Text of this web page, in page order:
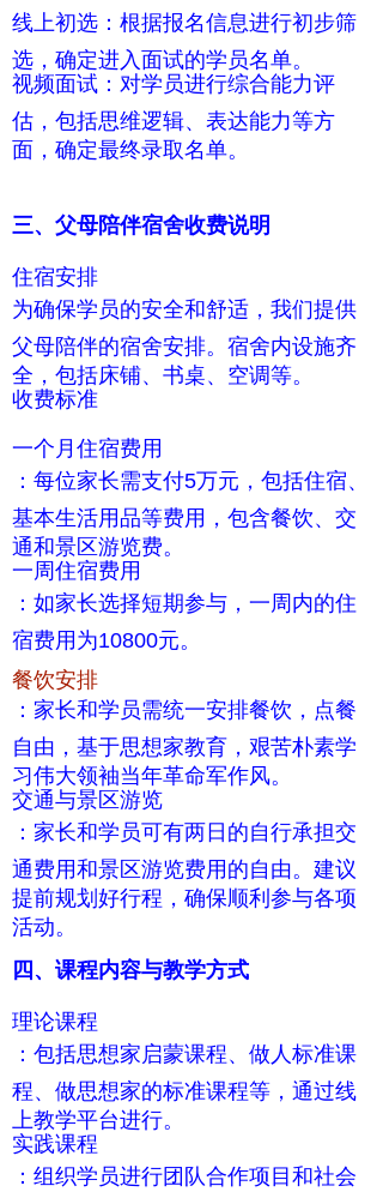
线上初选：根据报名信息进行初步筛
选，确定进入面试的学员名单。
视频面试：对学员进行综合能力评
估，包括思维逻辑、表达能力等方
面，确定最终录取名单。
三、父母陪伴宿舍收费说明
住宿安排
为确保学员的安全和舒适，我们提供
父母陪伴的宿舍安排。宿舍内设施齐
全，包括床铺、书桌、空调等。
收费标准
一个月住宿费用
：每位家长需支付5万元，包括住宿、
基本生活用品等费用，包含餐饮、交
通和景区游览费。
一周住宿费用
：如家长选择短期参与，一周内的住
宿费用为10800元。
餐饮安排
：家长和学员需统一安排餐饮，点餐
自由，基于思想家教育，艰苦朴素学
习伟大领袖当年革命军作风。
交通与景区游览
：家长和学员可有两日的自行承担交
通费用和景区游览费用的自由。建议
提前规划好行程，确保顺利参与各项
活动。
四、课程内容与教学方式
理论课程
：包括思想家启蒙课程、做人标准课
程、做思想家的标准课程等，通过线
上教学平台进行。
实践课程
：组织学员进行团队合作项目和社会